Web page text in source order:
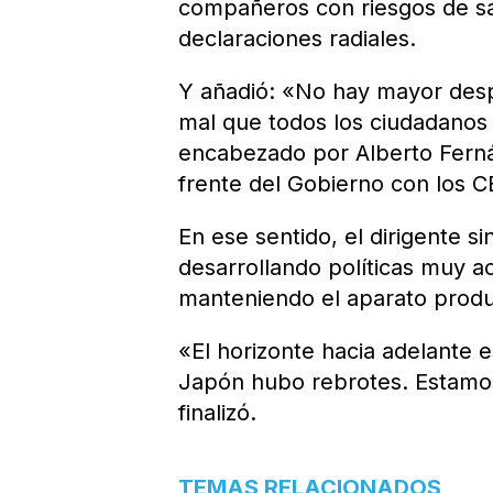
compañeros con riesgos de
declaraciones radiales.
Y añadió: «No hay mayor
mal que todos los
encabezado por Alberto
frente del Gobierno con los
En ese sentido, el dirigente
desarrollando políticas muy
manteniendo el aparato
«El horizonte hacia adelante
Japón hubo rebrotes.
finalizó.
TEMAS RELACIONADOS